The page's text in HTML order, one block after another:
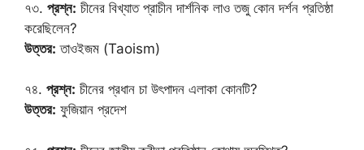
৭৩. প্রশ্ন: চীনের বিখ্যাত প্রাচীন দার্শনিক লাও তজু কোন দর্শন প্রতিষ্ঠা
করেছিলেন?
উত্তর: তাওইজম (Taoism)
৭৪. প্রশ্ন: চীনের প্রধান চা উৎপাদন এলাকা কোনটি?
উত্তর: ফুজিয়ান প্রদেশ